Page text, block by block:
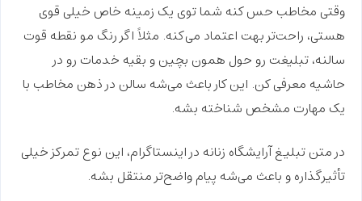
وقتی مخاطب حس کنه شما توی یک زمینه خاص خیلی قوی
هستی، راحت‌تر بهت اعتماد می‌کنه. مثلاً اگر رنگ مونقطه قوت
سالنه، تبلیغت رو حول همون بچین و بقیه خدمات رو در
حاشیه معرفی کن. این کار باعث می‌شه سالن در ذهن مخاطب با
یک مهارت مشخص شناخته بشه.
در متن تبلیغ آرایشگاه زنانه در اینستاگرام، این نوع تمرکز خیلی
تأثیرگذارهو باعث می‌شه پیامواضح‌ترمنتقل بشه.